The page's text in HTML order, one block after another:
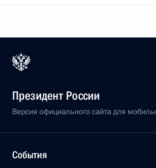
Президент России
Версия официального сайта для
События